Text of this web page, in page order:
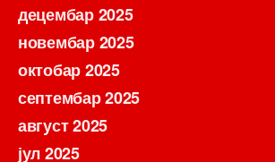
децембар 2025
новембар 2025
октобар 2025
септембар 2025
август 2025
јул 2025